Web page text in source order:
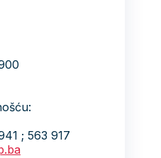
; 563 917